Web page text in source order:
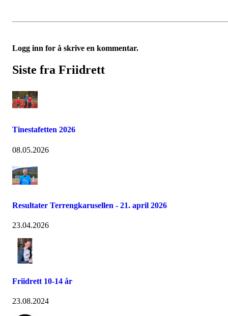
Logg inn for å skrive en kommentar.
Siste fra Friidrett
Tinestafetten 2026
08.05.2026
Resultater Terrengkarusellen - 21. april 2026
23.04.2026
Friidrett 10-14 år
23.08.2024